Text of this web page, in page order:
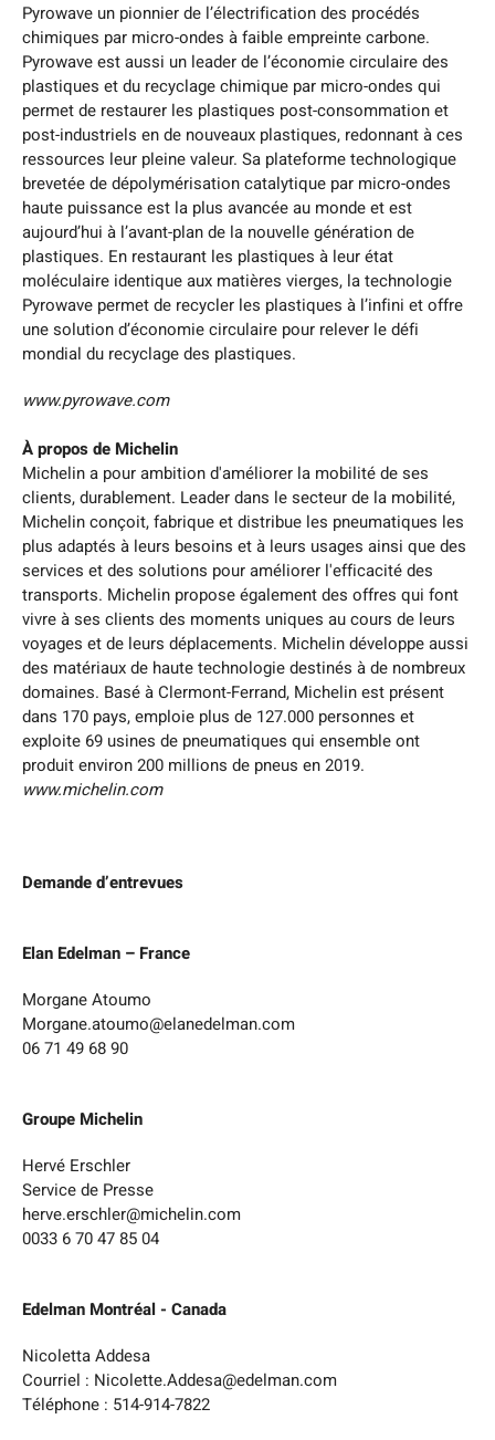
Pyrowave un pionnier de l’électrification des procédés
chimiques par micro-ondes à faible empreinte carbone.
Pyrowave est aussi un leader de l’économie circulaire des
plastiques et du recyclage chimique par micro-ondes qui
permet de restaurer les plastiques post-consommation et
post-industriels en de nouveaux plastiques, redonnant à ces
ressources leur pleine valeur. Sa plateforme technologique
brevetée de dépolymérisation catalytique par micro-ondes
haute puissance est la plus avancée au monde et est
aujourd’hui à l’avant-plan de la nouvelle génération de
plastiques. En restaurant les plastiques à leur état
moléculaire identique aux matières vierges, la technologie
Pyrowave permet de recycler les plastiques à l’infini et offre
une solution d’économie circulaire pour relever le défi
mondial du recyclage des plastiques.
www.pyrowave.com
À propos de Michelin
Michelin a pour ambition d'améliorer la mobilité de ses
clients, durablement. Leader dans le secteur de la mobilité,
Michelin conçoit, fabrique et distribue les pneumatiques les
plus adaptés à leurs besoins et à leurs usages ainsi que des
services et des solutions pour améliorer l'efficacité des
transports. Michelin propose également des offres qui font
vivre à ses clients des moments uniques au cours de leurs
voyages et de leurs déplacements. Michelin développe aussi
des matériaux de haute technologie destinés à de nombreux
domaines. Basé à Clermont-Ferrand, Michelin est présent
dans 170 pays, emploie plus de 127.000 personnes et
exploite 69 usines de pneumatiques qui ensemble ont
produit environ 200 millions de pneus en 2019.
www.michelin.com
Demande d’entrevues
Elan Edelman – France
Morgane Atoumo
Morgane.atoumo@elanedelman.com
06 71 49 68 90
Groupe Michelin
Hervé Erschler
Service de Presse
herve.erschler@michelin.com
0033 6 70 47 85 04
Edelman Montréal - Canada
Nicoletta Addesa
Courriel : Nicolette.Addesa@edelman.com
Téléphone : 514-914-7822